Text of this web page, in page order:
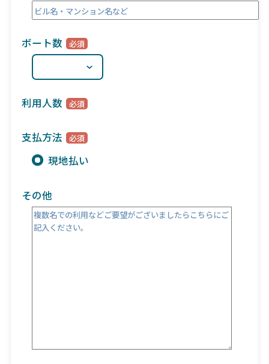
ボート数
利用人数
支払方法
現地払い
その他